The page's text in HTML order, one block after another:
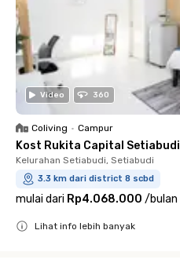
Video 360
Coliving • Campur
Kost Rukita Capital Setiabudi
Kelurahan Setiabudi, Setiabudi
3.3 km dari district 8 scbd
mulai dari Rp4.068.000 /bulan
Lihat info lebih banyak